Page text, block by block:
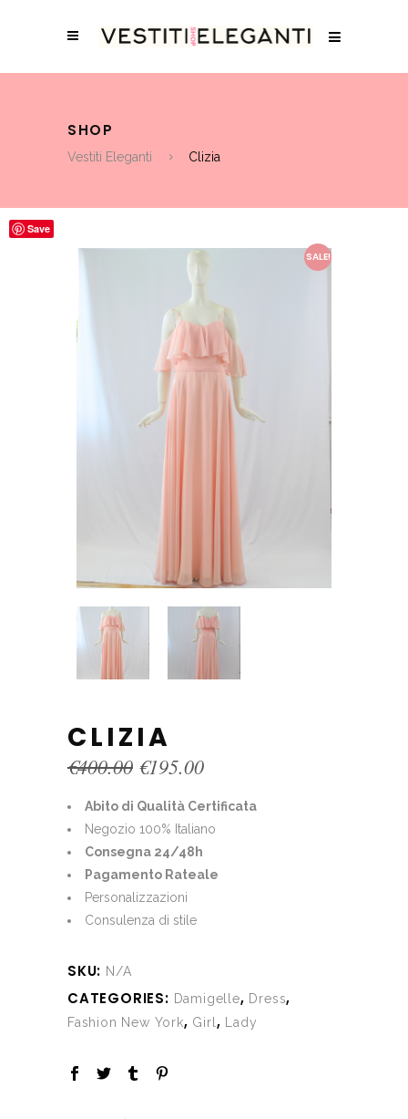
SHOP
Vestiti Eleganti Clizia
Save
SALE!
CLIZIA
€400.00 Original
was:
€400.00.
€195.00Current
is:
€195.00.
Abito di Qualità Certificata
Negozio 100% Italiano
Consegna 24/48h
Pagamento Rateale
Personalizzazioni
Consulenza di stile
SKU: N/A
CATEGORIES: Damigelle, Dress,
Fashion New York, Girl, Lady